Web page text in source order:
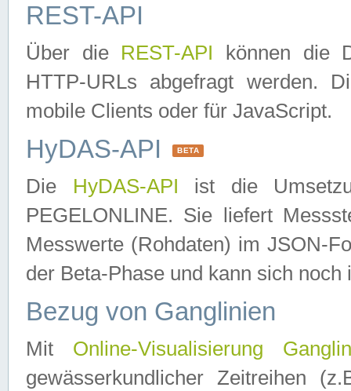
REST-API
Über die REST-API können die
HTTP-URLs abgefragt werden.
mobile Clients oder für JavaScript.
HyDAS-API BETA
Die HyDAS-API ist die
PEGELONLINE. Sie liefert
Messwerte (Rohdaten) im JSON-
der Beta-Phase und kann sich noch
Bezug von Ganglinien
Mit Online-Visualisierung
gewässerkundlicher Zeitreihen